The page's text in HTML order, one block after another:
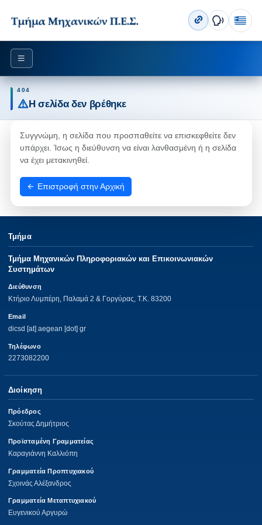
404
Η σελίδα δεν βρέθηκε
Συγγνώμη, η σελίδα που προσπαθείτε να επισκεφθείτε δεν
υπάρχει. Ίσως η διεύθυνση να είναι λανθασμένη ή η σελίδα
να έχει μετακινηθεί.
Επιστροφή στην Αρχική
Τμήμα
Τμήμα Μηχανικών Πληροφοριακών και Επικοινωνιακών
Συστημάτων
Διεύθυνση
Κτήριο Λυμπέρη, Παλαμά 2 & Γοργύρας, Τ.Κ. 83200
Email
dicsd [at] aegean [dot] gr
Τηλέφωνο
2273082200
Διοίκηση
Πρόεδρος
Σκούτας Δημήτριος
Προϊσταμένη Γραμματείας
Καραγιάννη Καλλιόπη
Γραμματεία Προπτυχιακού
Σχοινάς Αλέξανδρος
Γραμματεία Μεταπτυχιακού
Ευγενικού Αργυρώ